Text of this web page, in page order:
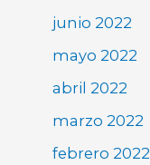
junio 2022
mayo 2022
abril 2022
marzo 2022
febrero 2022